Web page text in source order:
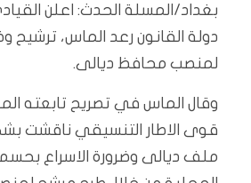
بغداد/المسلة الحدث: اعلن
دولة القانون رعد الماس، ترشيح
لمنصب محافظ ديالى.
وقال الماس في تصريح تابعته
قوى الاطار التنسيقي ناقشت
ملف ديالى وضرورة الاسراع